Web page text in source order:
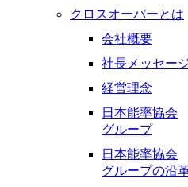
クロスオーバーとは
会社概要
社長メッセー
経営理念
日本能率協会
グループ
日本能率協会
グループの沿